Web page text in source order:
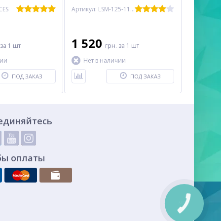
за 1 шт
ПОД ЗАКАЗ
Артикул: LSM-125-1100-01
1 520 грн. за 1 шт
Нет в наличии
ПОД ЗАКАЗ
оплаты